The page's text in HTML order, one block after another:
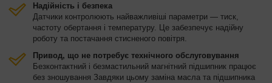
Надійність і безпека
Датчики контролюють найважливіші параметри — тиск,
частоту обертання і температуру. Це забезпечує надійну
роботу та постачання стисненого повітря.
Привод, що не потребує технічного обслуговування
Безконтактний і безмастильний магнітний підшипник працює
без зношування Завдяки цьому заміна масла та підшипника